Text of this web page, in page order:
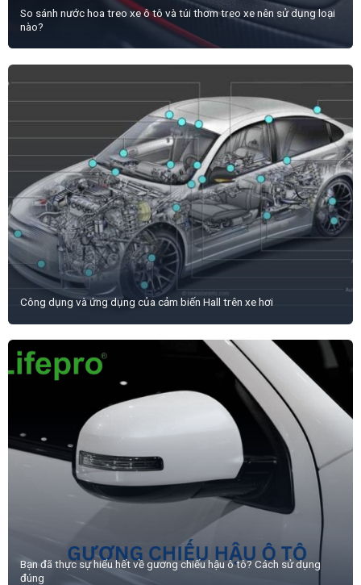
So sánh nước hoa treo xe ô tô và túi thơm treo xe nên sử dụng loại
nào?
Công dụng và ứng dụng của cảm biến Hall trên xe hơi
Bạn đã thực sự hiểu hết về gương chiếu hậu ô tô? Cách sử dụng
đúng